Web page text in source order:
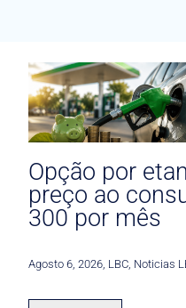
Opção por
preço ao
300 por mês
Agosto 6, 2026 LBC Noticias